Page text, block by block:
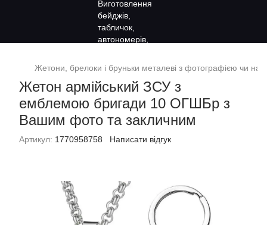
Жетони, брелоки і бруньки металеві з фотографією чи
Жетон армійський ЗСУ з
емблемою бригади 10 ОГШБр з
Вашим фото та закличним
Артикул: 1770958758 Написати відгук